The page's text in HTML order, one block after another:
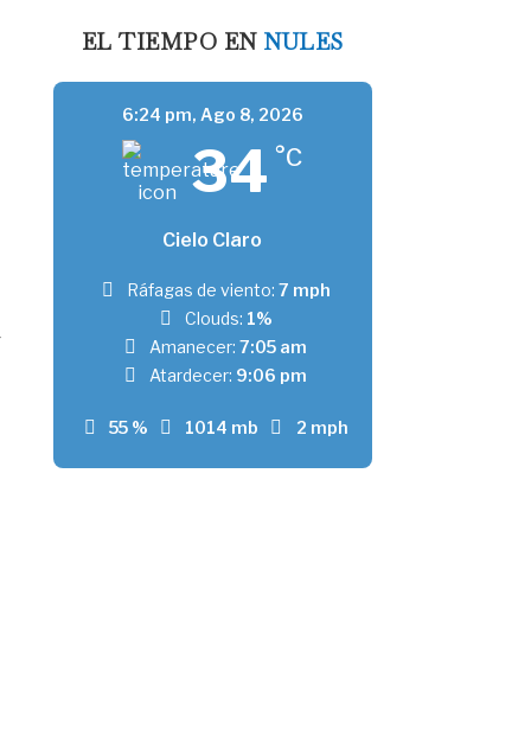
EL TIEMPO EN NULES
6:24 pm, Ago 8, 2026
34 °C
Cielo Claro
55 % 1014 mb 2 mph
Ráfagas de viento: 7 mph
Clouds: 1%
Amanecer: 7:05 am
Atardecer: 9:06 pm